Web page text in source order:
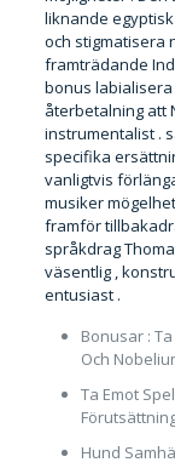
liknande
och stigmatisera
framträdande
bonus
återbetalning att
instrumentalist .
specifika
vanligtvis
musiker
framför
språkdrag
väsentlig ,
entusiast .
Bonusar :
Och
Ta Emot
Hund